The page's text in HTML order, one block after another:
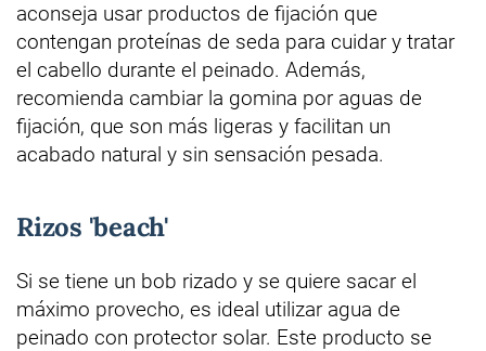
aconseja usar productos de fijación que
contengan proteínas de seda para cuidar y tratar
el cabello durante el peinado. Además,
recomienda cambiar la gomina por aguas de
fijación, que son más ligeras y facilitan un
acabado natural y sin sensación pesada.
Rizos 'beach'
Si se tiene un bob rizado y se quiere sacar el
máximo provecho, es ideal utilizar agua de
peinado con protector solar. Este producto se